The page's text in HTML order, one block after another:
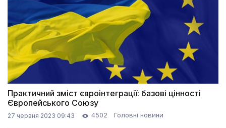
Практичний зміст євроінтеграції: базові цінності
Європейського Союзу
27 червня 2023 09:43 4502 Головні новини